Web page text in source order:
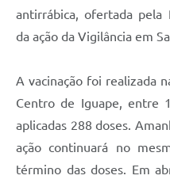
antirrábica, ofertada pela
da ação da Vigilância em
A vacinação foi realizada
Centro de Iguape, entre
aplicadas 288 doses.
ação continuará no
término das doses. Em